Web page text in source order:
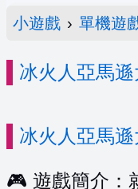
小遊戲 › 單機遊
冰火人亞馬
冰火人亞馬
🎮 遊戲簡介：